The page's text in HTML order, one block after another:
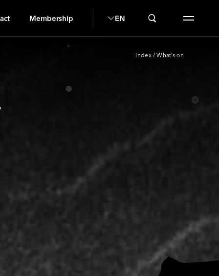
Membership EN
Index / What’s on